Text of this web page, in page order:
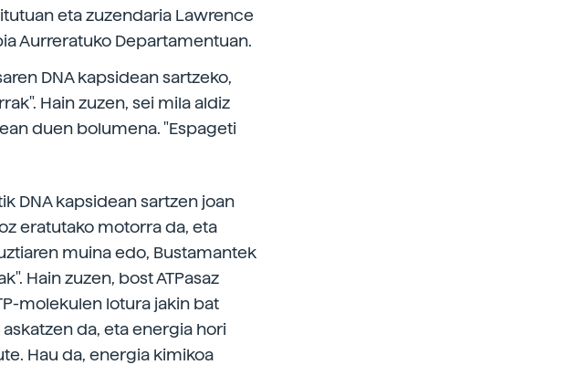
eta zuzendaria Lawrence
Aurreratuko Departamentuan.
DNA kapsidean sartzeko,
Hain zuzen, sei mila aldiz
duen bolumena. "Espageti
DNA kapsidean sartzen joan
eratutako motorra da, eta
muina edo, Bustamantek
Hain zuzen, bost ATPasaz
molekulen lotura jakin bat
da, eta energia hori
Hau da, energia kimikoa